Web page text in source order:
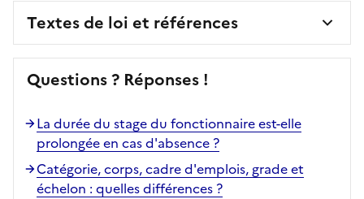
Textes de loi et références
Questions ? Réponses !
La durée du stage du fonctionnaire est-elle
prolongée en cas d'absence ?
Catégorie, corps, cadre d'emplois, grade et
échelon : quelles différences ?